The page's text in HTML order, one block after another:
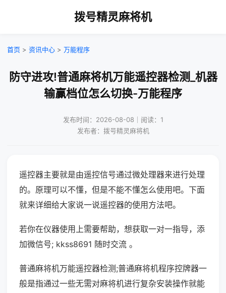
拨号精灵麻将机
首页 > 资讯中心 > 万能程序
防守进攻!普通麻将机万能遥控器检测_机器
输赢档位怎么切换-万能程序
发布时间：2026-08-08｜阅读：1
发布者：拨号精灵麻将机
遥控器主要就是由遥控信号通过微处理器来进行处理
的。原理可以不懂，但是不能不懂怎么使用吧。下面
就来详细给大家说一说遥控器的使用方法吧。
若你在仪器使用上需要帮助，想获取一对一指导，添
加微信号; kkss8691 随时交流 。
普通麻将机万能遥控器检测;普通麻将机程序控牌器一
般是指通过一些无需对麻将机进行复杂安装操作就能